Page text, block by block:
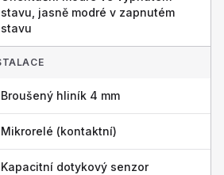
stavu, jasně modré v zapnutém
stavu
Broušený hliník 4 mm
Mikrorelé (kontaktní)
Kapacitní dotykový senzor